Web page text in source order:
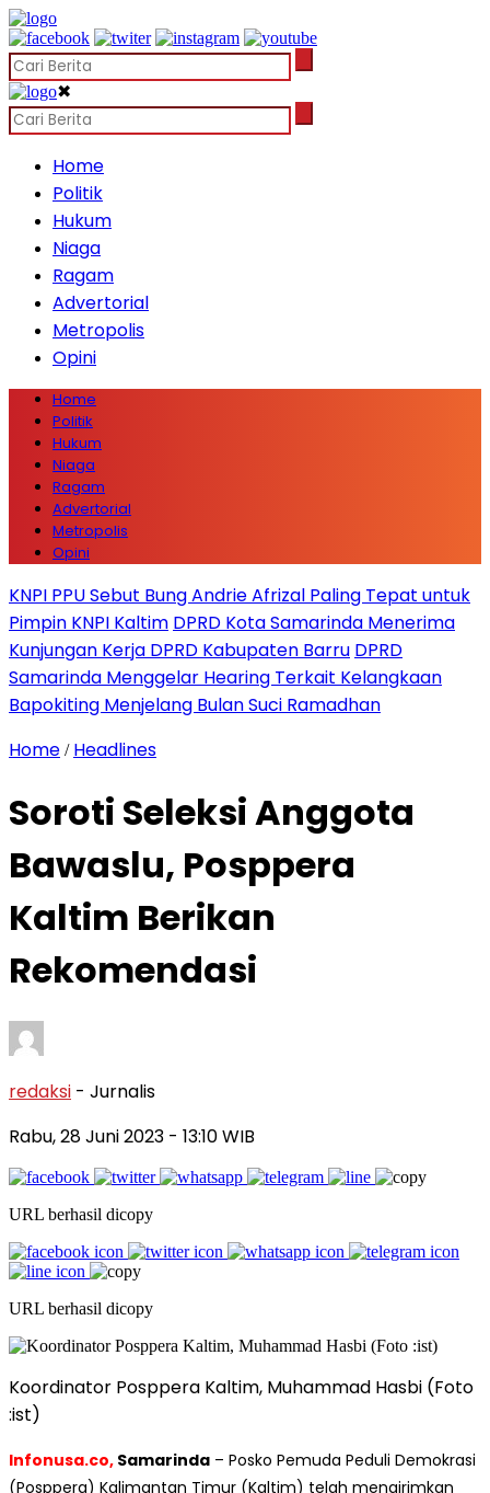
✖
Home
Politik
Hukum
Niaga
Ragam
Advertorial
Metropolis
Opini
Home
Politik
Hukum
Niaga
Ragam
Advertorial
Metropolis
Opini
KNPI PPU Sebut Bung Andrie Afrizal Paling Tepat untuk
Pimpin KNPI Kaltim DPRD Kota Samarinda Menerima
Kunjungan Kerja DPRD Kabupaten Barru DPRD
Samarinda Menggelar Hearing Terkait Kelangkaan
Bapokiting Menjelang Bulan Suci Ramadhan
Home / Headlines
Soroti Seleksi Anggota
Bawaslu, Posppera
Kaltim Berikan
Rekomendasi
redaksi - Jurnalis
Rabu, 28 Juni 2023 - 13:10 WIB
URL berhasil dicopy
URL berhasil dicopy
Koordinator Posppera Kaltim, Muhammad Hasbi (Foto
:ist)
Infonusa.co, Samarinda – Posko Pemuda Peduli Demokrasi
(Posppera) Kalimantan Timur (Kaltim) telah mengirimkan